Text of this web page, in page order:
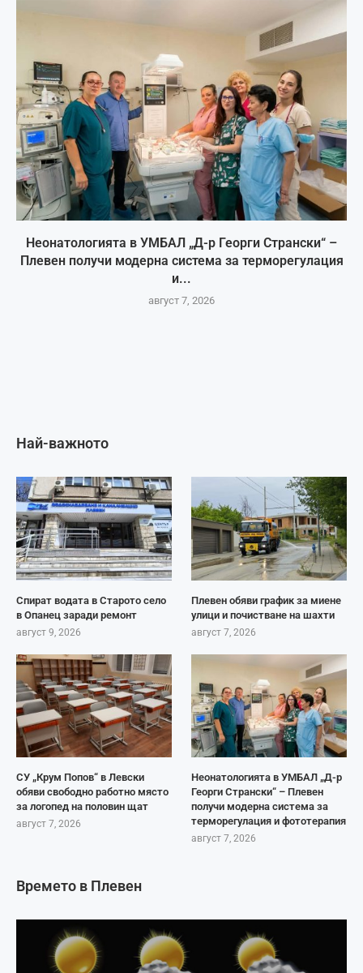
Неонатологията в УМБАЛ „Д-р Георги Странски“ –
Плевен получи модерна система за терморегулация
и...
август 7, 2026
Най-важното
Спират водата в Старото село
в Опанец заради ремонт
август 9, 2026
Плевен обяви график за миене
улици и почистване на шахти
август 7, 2026
СУ „Крум Попов“ в Левски
обяви свободно работно място
за логопед на половин щат
август 7, 2026
Неонатологията в УМБАЛ „Д-р
Георги Странски“ – Плевен
получи модерна система за
терморегулация и фототерапия
август 7, 2026
Времето в Плевен